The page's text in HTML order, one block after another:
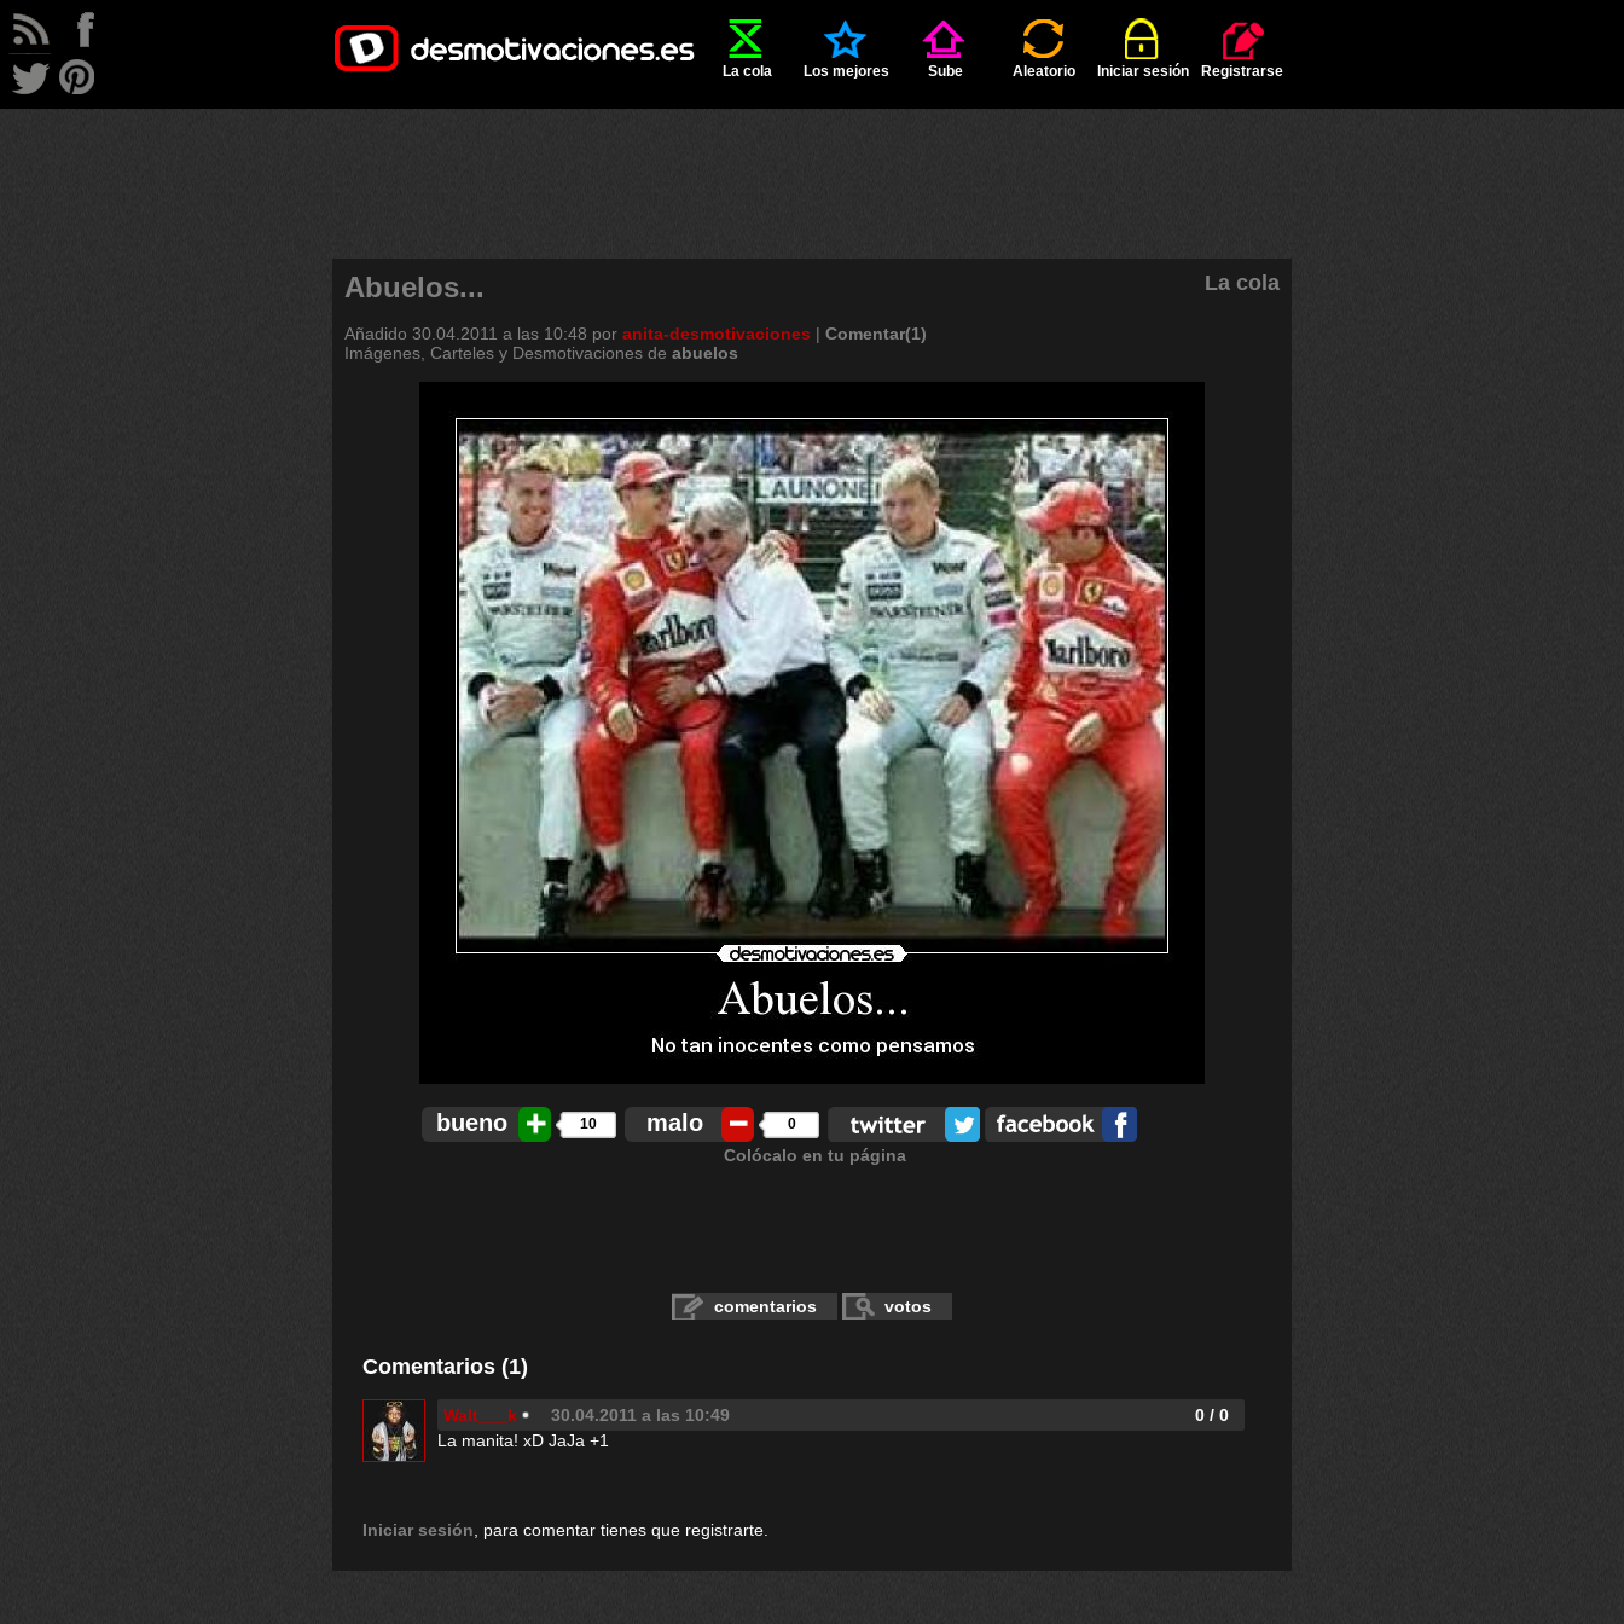
La cola Los mejores Sube Aleatorio Iniciar sesión Registrarse
Abuelos... La cola
Añadido 30.04.2011 a las 10:48 por anita-desmotivaciones | Comentar(1)
Imágenes, Carteles y Desmotivaciones de abuelos
bueno 10 malo 0
Colócalo en tu página
comentarios votos
Comentarios (1)
Walt___k 30.04.2011 a las 10:49
0 / 0
La manita! xD JaJa +1
Iniciar sesión , para comentar tienes que registrarte.